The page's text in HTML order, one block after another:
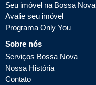
Seu imóvel na Bossa Nova
Avalie seu imóvel
Programa Only You
Sobre nós
Serviços Bossa Nova
Nossa História
Contato